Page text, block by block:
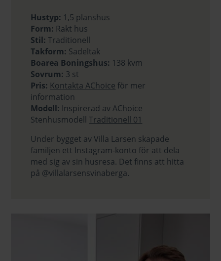
Hustyp: 1,5 planshus
Form: Rakt hus
Stil: Traditionell
Takform: Sadeltak
Boarea Boningshus: 138 kvm
Sovrum: 3 st
Pris: Kontakta AChoice för mer
information
Modell: Inspirerad av AChoice
StenhusmodellTraditionell 01
Under bygget av Villa Larsen skapade
familjen ett Instagram-konto för att dela
med sig av sin husresa. Det finns att hitta
på @villalarsensvinaberga.